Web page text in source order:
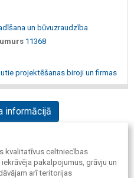
un būvuzraudzība
11368
projektēšanas biroji un firmas
informācijā
kvalitatīvus celtniecības
pakalpojumus, grāvju un
arī teritorijas